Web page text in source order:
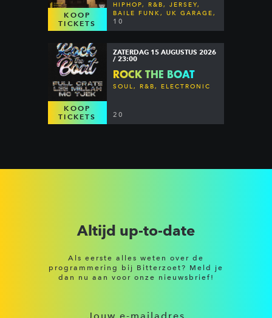
KOOP
TICKETS
HIPHOP, R&B, JERSEY,
BAILE FUNK, UK GARAGE,
DANCEHALL & MORE
10
KOOP
TICKETS
ZATERDAG 15 AUGUSTUS 2026
/ 23:00
ROCK THE BOAT
SOUL, R&B, ELECTRONIC
20
Altijd up-to-date
Als eerste alles weten over de
programmering bij Bitterzoet? Meld je
dan nu aan voor onze nieuwsbrief!